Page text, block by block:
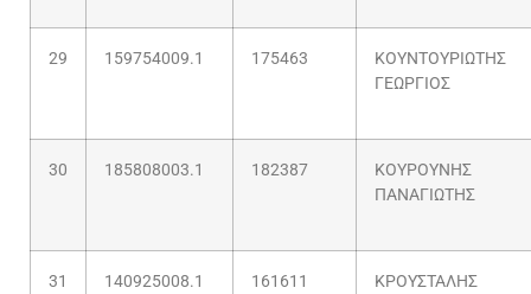
29 159754009.1 175463
ΚΟΥΝΤΟΥΡΙΩΤΗΣ
ΓΕΩΡΓΙΟΣ
30 185808003.1 182387
ΚΟΥΡΟΥΝΗΣ
ΠΑΝΑΓΙΩΤΗΣ
31 140925008.1 161611
ΚΡΟΥΣΤΑΛΗΣ